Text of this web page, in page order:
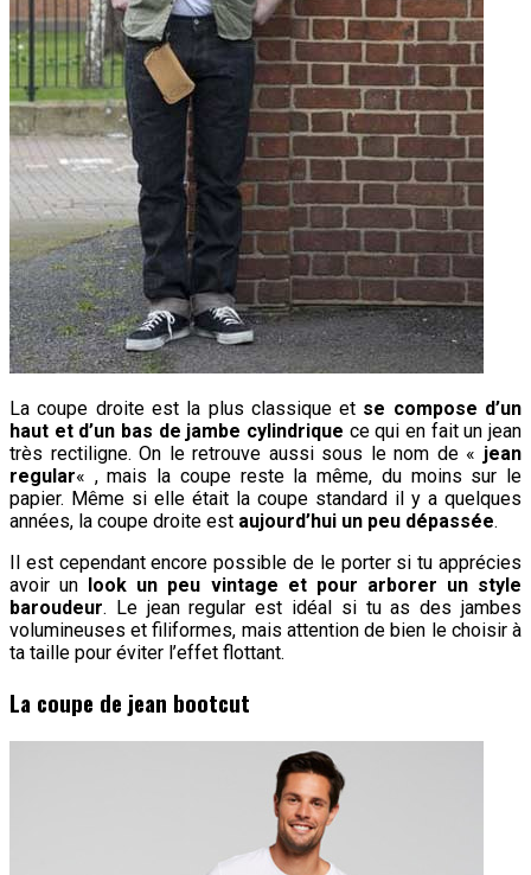
La coupe droite est la plus classique et se compose d’un
haut et d’un bas de jambe cylindrique ce qui en fait un jean
très rectiligne. On le retrouve aussi sous le nom de « jean
regular« , mais la coupe reste la même, du moins sur le
papier. Même si elle était la coupe standard il y a quelques
années, la coupe droite est aujourd’hui un peu dépassée.
Il est cependant encore possible de le porter si tu apprécies
avoir un
look un peu vintage et pour arborer un style
baroudeur. Le jean regular est idéal si tu as des jambes
volumineuses et filiformes, mais attention de bien le choisir à
ta taille pour éviter l’effet flottant.
La coupe de jean bootcut